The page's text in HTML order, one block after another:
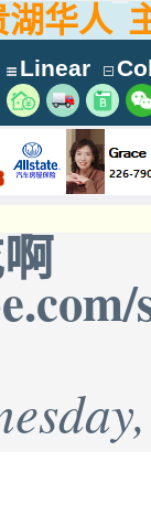
湖华人
Linear